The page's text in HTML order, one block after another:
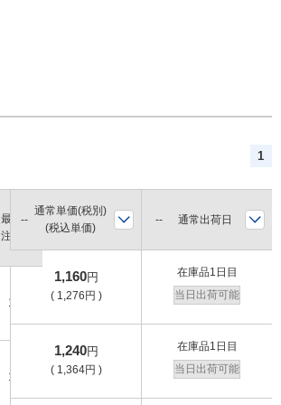
1
最小発
注数量
1個
1個
通常単価(税別)
(税込単価)
通常出荷日
1,160円
( 1,276 円 )
在庫品1日目
当日出荷可能
1,240円
( 1,364円 )
在庫品1日目
当日出荷可能